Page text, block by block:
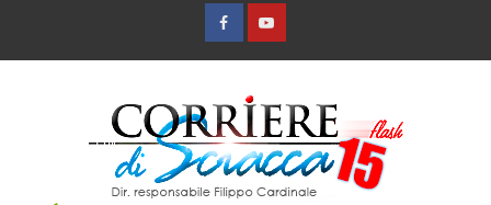
FacebookYountube